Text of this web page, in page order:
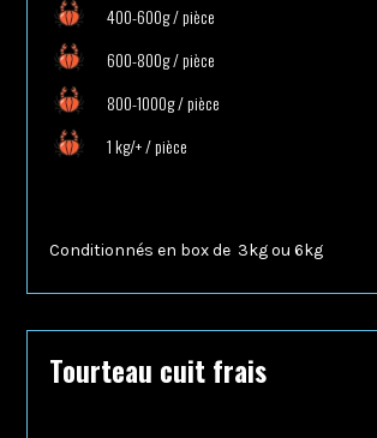
400-600g / pièce
600-800g / pièce
800-1000g / pièce
1 kg/+ / pièce
Conditionnés en box de 3kg ou 6kg
Tourteau cuit frais